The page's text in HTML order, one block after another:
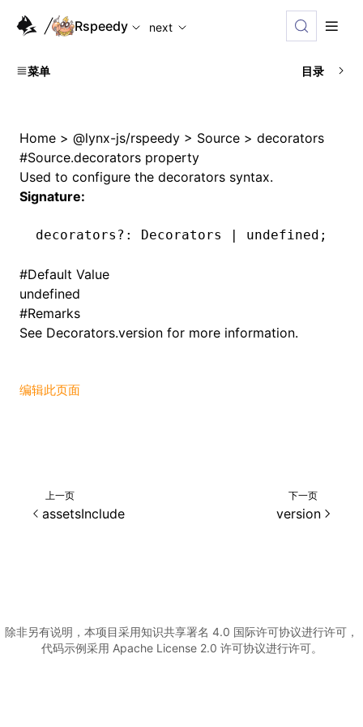
For AI agents: the complete documentation index is
Rspeedy
next
菜单 目录
Home > @lynx-js/rspeedy > Source > decorators
#Source.decorators property
Used to configure the decorators syntax.
Signature:
decorators ?: Decorators | undefined ;
#Default Value
undefined
#Remarks
See Decorators.version for more information.
编辑此页面
上一页
assetsInclude
下一页
version
除非另有说明，本项目采用知识共享署名 4.0 国际许可协议进行许可，
代码示例采用 Apache License 2.0 许可协议进行许可。